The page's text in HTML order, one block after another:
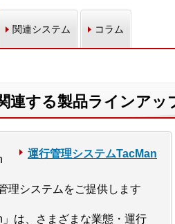
関連システム コラム
連する製品ラインアッ
運行管理システムTacMan
理システムをご提供します
」は、さまざまな業態・運行